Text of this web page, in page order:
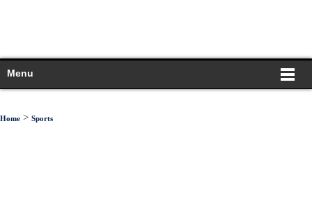
Menu
Home > Sports